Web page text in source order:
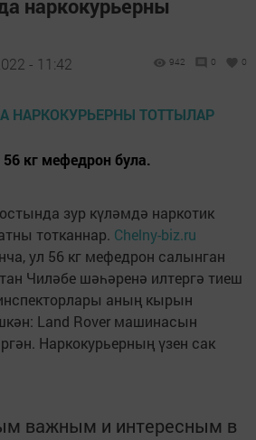
наркокурьерны
- 11:42 942 0 0
кг мефедрон була.
зур күләмдә наркотик
тотканнар. Chelny-biz.ru
ул 56 кг мефедрон салынган
Чиләбе шәһәренә илтергә тиеш
аның кырын
Land Rover машинасын
Наркокурьерның үзен сак
важным и интересным в